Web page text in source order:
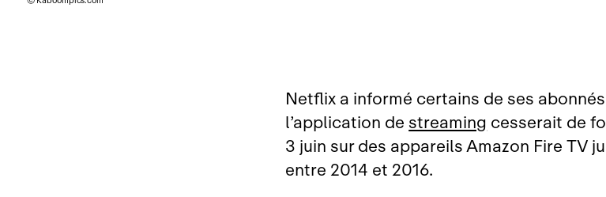
Netflix a informé certains de ses
l’application destreamingcesserait de
3 juin sur des appareils Amazon Fire TV
entre 2014 et 2016.